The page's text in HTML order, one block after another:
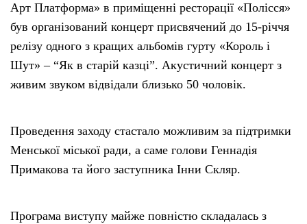
Про нас
Бюджет
Тендери
Арт Платформа» в приміщенні ресторації «Полісся»
був організований концерт присвячений до 15-річчя
релізу одного з кращих альбомів гурту «Король і
Шут» – “Як в старій казці”. Акустичний концерт з
живим звуком відвідали близько 50 чоловік.
Проведення заходу стастало можливим за підтримки
Менської міської ради, а саме голови Геннадія
Примакова та його заступника Інни Скляр.
Програма виступу майже повністю складалась з